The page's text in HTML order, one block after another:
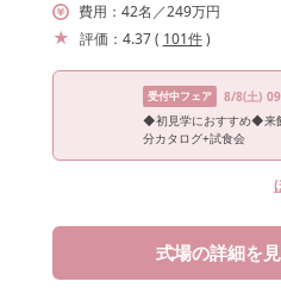
費用： 42名／249万円
評価： 4.37( 101件)
受付中フェア 8/8(土) 09:00
◆初見学におすすめ◆来
分カタログ+試食会
式場の詳細を